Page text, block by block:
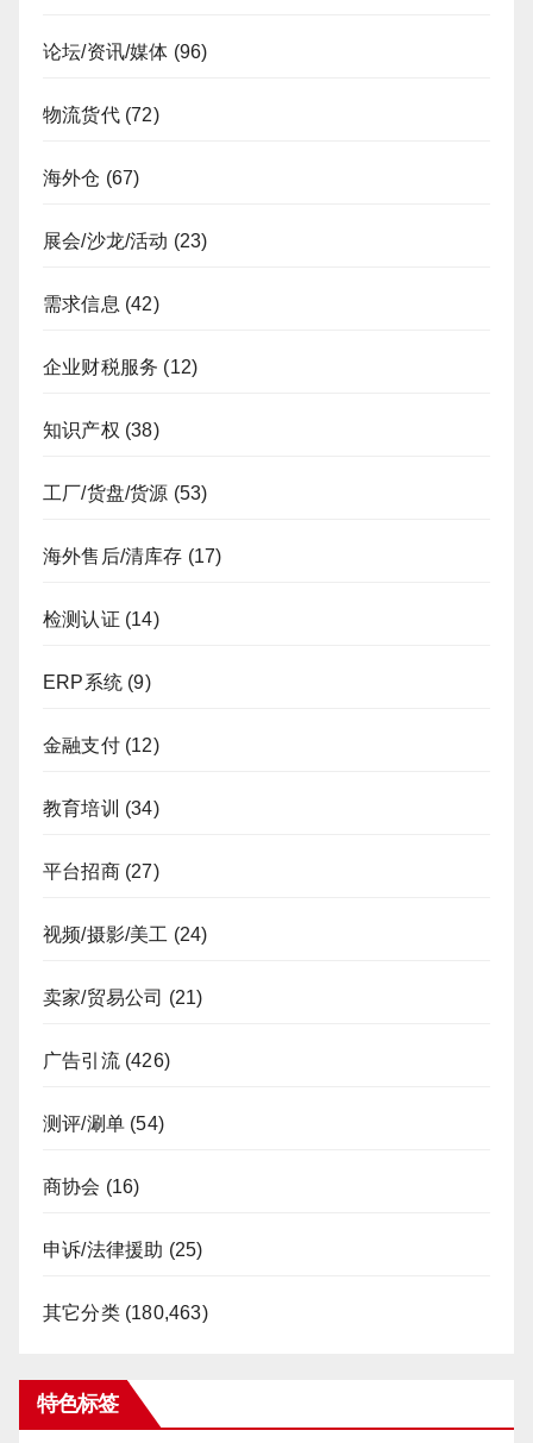
论坛/资讯/媒体 (96)
物流货代(72)
海外仓 (67)
展会/沙龙/活动 (23)
需求信息 (42)
企业财税服务 (12)
知识产权 (38)
工厂/货盘/货源 (53)
海外售后/清库存 (17)
检测认证 (14)
ERP系统 (9)
金融支付(12)
教育培训 (34)
平台招商(27)
视频/摄影/美工 (24)
卖家/贸易公司 (21)
广告引流(426)
测评/涮单 (54)
商协会 (16)
申诉/法律援助 (25)
其它分类(180,463)
特色标签